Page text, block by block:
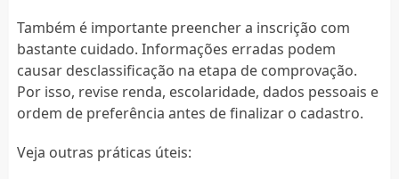
Também é importante preencher a inscrição com
bastante cuidado. Informações erradas podem
causar desclassificação na etapa de comprovação.
Por isso, revise renda, escolaridade, dados pessoais e
ordem de preferência antes de finalizar o cadastro.
Veja outras práticas úteis: